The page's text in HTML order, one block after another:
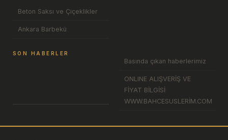
Beton Saksı ve Çiçeklikler
Ankara Barbekü
SON HABERLER
Basında çıkan haberlerimiz
ONLINE ALIŞVERİŞ VE
FİYAT BİLGİSİ
WWW.BAHCESUSLERİM.COM